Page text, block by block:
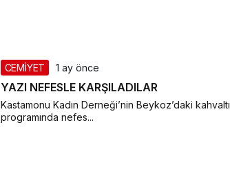
CEMİYET 1 ay önce
YAZI NEFESLE KARŞILADILAR
Kastamonu Kadın Derneği’nin Beykoz’daki kahvaltı
programında nefes...